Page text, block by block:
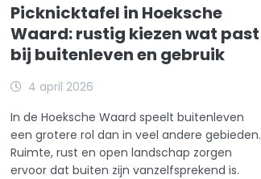
Picknicktafel in Hoeksche
Waard: rustig kiezen wat past
bij buitenleven en gebruik
4 april 2026
In de Hoeksche Waard speelt buitenleven
een grotere rol dan in veel andere gebieden.
Ruimte, rust en open landschap zorgen
ervoor dat buiten zijn vanzelfsprekend is.